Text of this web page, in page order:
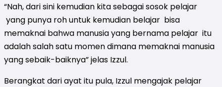
“Nah, dari sini kemudian kita sebagai sosok pelajar
yang punya roh untuk kemudian belajar bisa
memaknai bahwa manusia yang bernama pelajar itu
adalah salah satu momen dimana memaknai manusia
yang sebaik-baiknya” jelas Izzul.
Berangkat dari ayat itu pula, Izzul mengajak pelajar